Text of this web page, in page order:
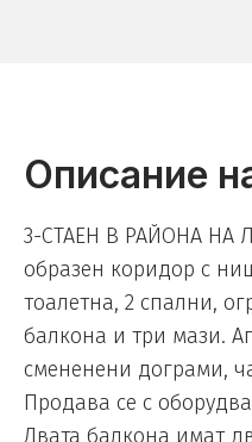
Описание
3-СТАЕН В РАЙОНА НА
образен коридор с
тоалетна, 2 спални,
балкона и три мази.
смененени дограми,
Продава се с
Двата балкона имат